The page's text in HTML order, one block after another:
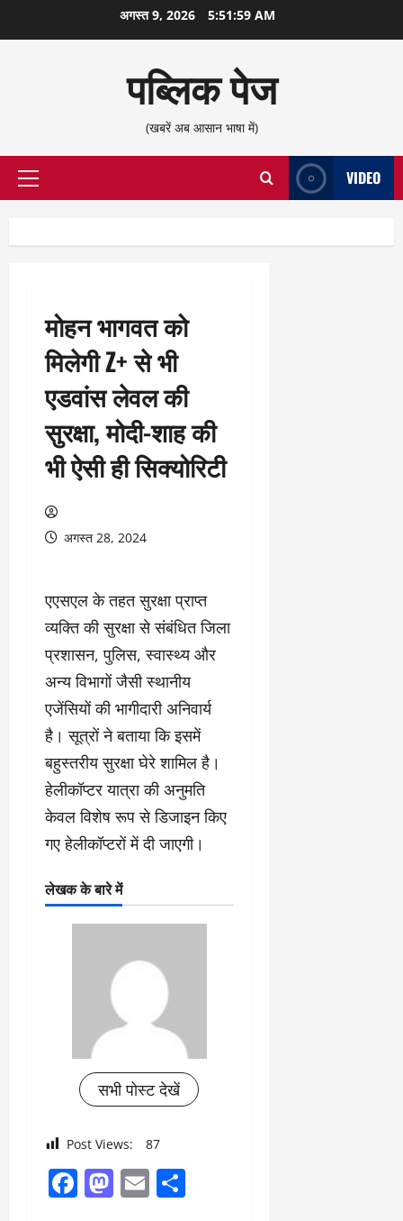
सामग्री
अगस्त 9, 2026 5:51:59 AM
पब्लिक पेज
(खबरें अब आसान भाषा में)
प्राथमिक
VIDEO
मोहन भागवत को
मिलेगी Z+ से भी
एडवांस लेवल की
सुरक्षा, मोदी-शाह की
भी ऐसी ही सिक्योरिटी
अगस्त 28, 2024
एएसएल के तहत सुरक्षा प्राप्त
व्यक्ति की सुरक्षा से संबंधित जिला
प्रशासन, पुलिस, स्वास्थ्य और
अन्य विभागों जैसी स्थानीय
एजेंसियों की भागीदारी अनिवार्य
है। सूत्रों ने बताया कि इसमें
बहुस्तरीय सुरक्षा घेरे शामिल है।
हेलीकॉप्टर यात्रा की अनुमति
केवल विशेष रूप से डिजाइन किए
गए हेलीकॉप्टरों में दी जाएगी।
लेखक के बारे में
सभी पोस्ट देखें
Post Views: 87
Facebook
Mastodon
Email